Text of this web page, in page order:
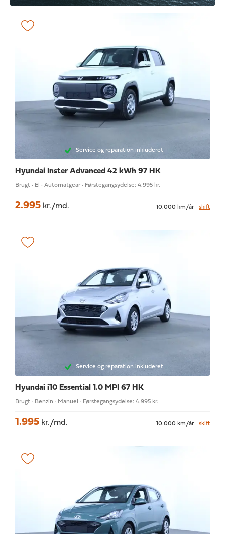
Service og reparation inkluderet
Hyundai Inster Advanced 42 kWh 97 HK
Brugt · El · Automatgear · Førstegangsydelse: 4.995 kr.
2.995 kr./md. 10.000 km/år skift
Service og reparation inkluderet
Hyundai i10 Essential 1.0 MPI 67 HK
Brugt · Benzin · Manuel · Førstegangsydelse: 4.995 kr.
1.995 kr./md. 10.000 km/år skift